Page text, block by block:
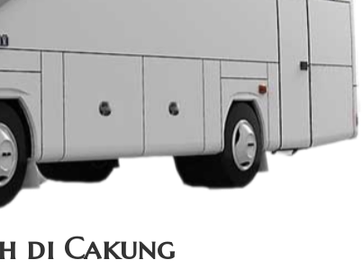
di Cakung